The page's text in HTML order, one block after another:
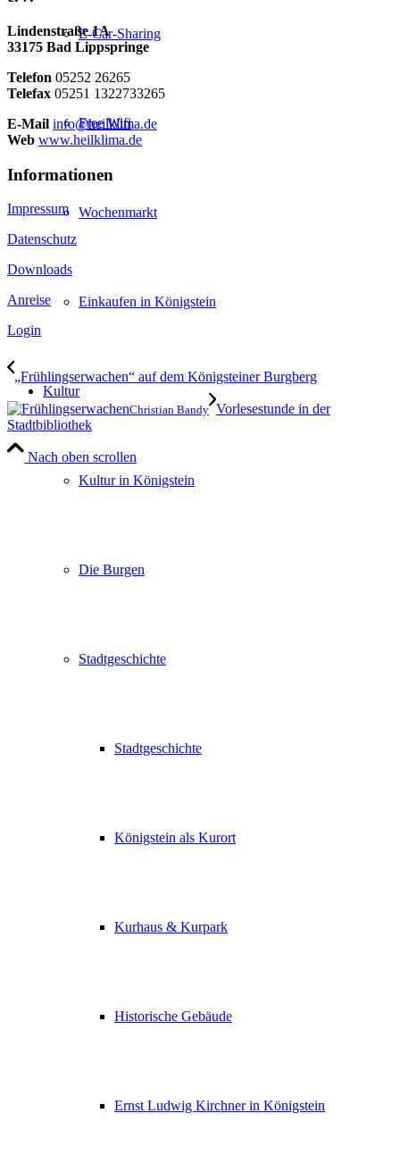
E-Car-Sharing
Free Wifi
Wochenmarkt
Einkaufen in Königstein
Kultur
Kultur in Königstein
Die Burgen
Stadtgeschichte
Stadtgeschichte
Königstein als Kurort
Kurhaus & Kurpark
Historische Gebäude
Ernst Ludwig Kirchner in Königstein
Lindenstraße 1A
33175 Bad Lippspringe
Telefon 05252 26265
Telefax 05251 1322733265
E-Mail info@heilklima.de
Web www.heilklima.de
Informationen
Impressum
Datenschutz
Downloads
Anreise
Login
„Frühlingserwachen“ auf dem Königsteiner Burgberg
Christian Bandy Vorlesestunde in der
Stadtbibliothek
Nach oben scrollen